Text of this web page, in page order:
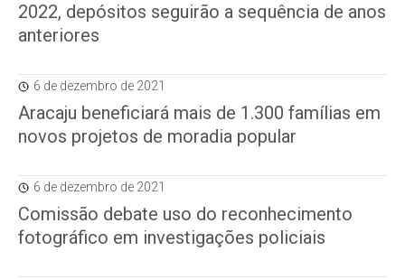
2022, depósitos seguirão a sequência de anos
anteriores
6 de dezembro de 2021
Aracaju beneficiará mais de 1.300 famílias em
novos projetos de moradia popular
6 de dezembro de 2021
Comissão debate uso do reconhecimento
fotográfico em investigações policiais